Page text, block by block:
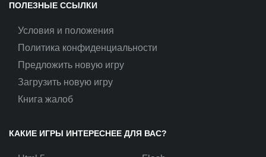
ПОЛЕЗНЫЕ ССЫЛКИ
Условия и положения
Политика конфиденциальности
Предложить новую игру
Загрузить новую игру
Книга жалоб
КАКИЕ ИГРЫ ИНТЕРЕСНЕЕ ДЛЯ ВАС?